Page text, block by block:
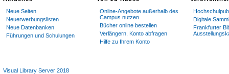
Neue Seiten
Neuerwerbungslisten
Neue Datenbanken
Führungen und Schulungen
Online-Angebote außerhalb des
Campus nutzen
Bücher online bestellen
Verlängern, Konto abfragen
Hilfe zu Ihrem Konto
Digitale
Frankfurter
Visual Library Server 2018